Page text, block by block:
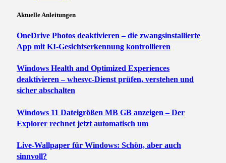
Aktuelle Anleitungen
OneDrive Photos deaktivieren – die zwangsinstallierte
App mit KI-Gesichtserkennung kontrollieren
Windows Health and Optimized Experiences
deaktivieren – whesvc-Dienst prüfen, verstehen und
sicher abschalten
Windows 11 Dateigrößen MB GB anzeigen – Der
Explorer rechnet jetzt automatisch um
Live-Wallpaper für Windows: Schön, aber auch
sinnvoll?